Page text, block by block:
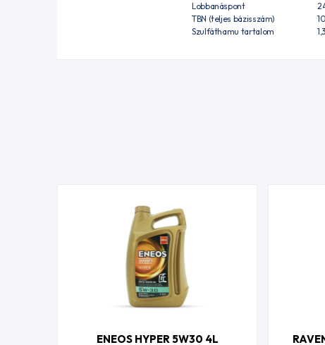
Lobbanáspont
TBN (teljes bázisszám)
Szulfáthamu tartalom
ENEOS HYPER 5W30 4L